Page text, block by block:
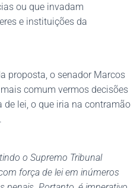
ou que invadam
e instituições da
proposta, o senador Marcos
comum vermos decisões
de lei, o que iria na contramão
o Supremo Tribunal
força de lei em inúmeros